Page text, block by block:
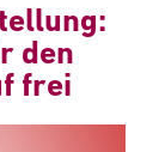
den
frei